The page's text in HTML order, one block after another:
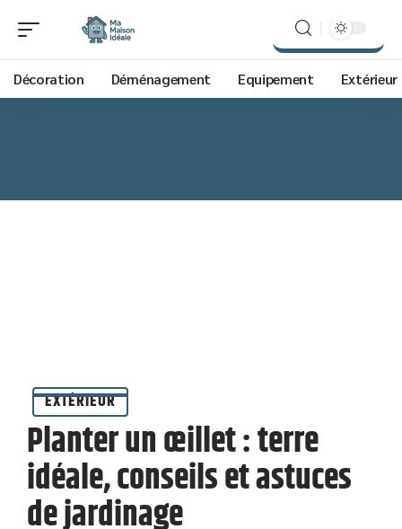
Décoration Déménagement Equipement Extérieur
EXTÉRIEUR
Planter un œillet : terre
idéale, conseils et astuces
de jardinage